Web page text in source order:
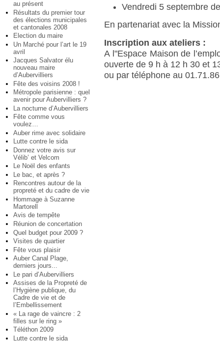
au présent
Résultats du premier tour
des élections municipales
et cantonales 2008
Election du maire
Un Marché pour l’art le 19
avril
Jacques Salvator élu
nouveau maire
d’Aubervilliers
Fête des voisins 2008 !
Métropole parisienne : quel
avenir pour Aubervilliers ?
La nocturne d’Aubervilliers
Fête comme vous
voulez…
Auber rime avec solidaire
Lutte contre le sida
Donnez votre avis sur
Vélib’ et Velcom
Le Noël des enfants
Le bac, et après ?
Rencontres autour de la
propreté et du cadre de vie
Hommage à Suzanne
Martorell
Avis de tempête
Réunion de concertation
Quel budget pour 2009 ?
Visites de quartier
Fête vous plaisir
Auber Canal Plage,
derniers jours...
Le pari d’Aubervilliers
Assises de la Propreté de
l’Hygiène publique, du
Cadre de vie et de
l’Embellissement
« La rage de vaincre : 2
filles sur le ring »
Téléthon 2009
Lutte contre le sida
Vendredi 5 septembre
En partenariat avec la
Inscription aux ateliers :
A l"Espace Maison de
ouverte de 9 h à 12 h 30 et
ou par téléphone au